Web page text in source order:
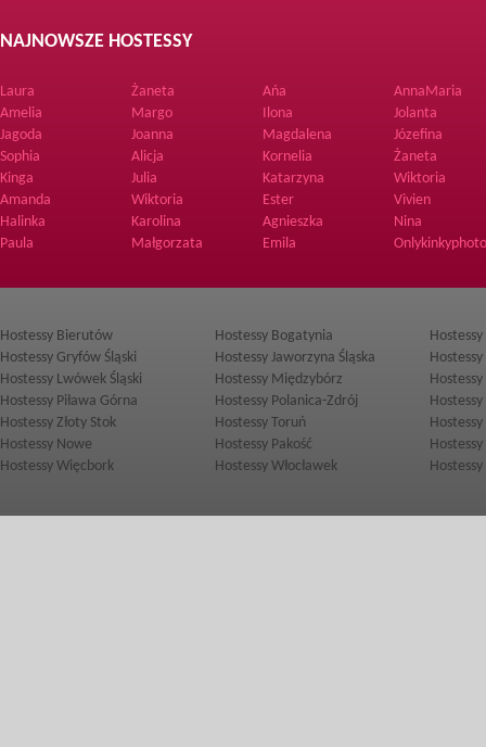
NAJNOWSZE HOSTESSY
Laura Żaneta Ańa
AnnaMaria
Amelia
Margo Ilona
Jolanta
Jagoda
Joanna Magdalena
Józefina
Sophia
Alicja Kornelia
Żaneta
Kinga
Julia Katarzyna
Wiktoria
Amanda
Wiktoria Ester
Vivien
Halinka
Karolina Agnieszka
Nina
Paula
Małgorzata Emila
Hostessy Bierutów Hostessy Bogatynia
Hostessy Gryfów Śląski
Hostessy Jaworzyna Śląska
Hostessy Lwówek Śląski
Hostessy Międzybórz
Hostessy Piława Górna
Hostessy Polanica-Zdrój
Hostessy Złoty Stok
Hostessy Toruń
Hostessy Nowe
Hostessy Pakość
Hostessy Więcbork
Hostessy Włocławek